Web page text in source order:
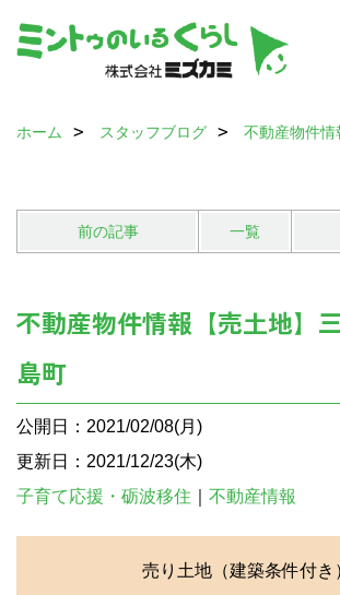
ホーム スタッフブログ 不動産物件
前の記事 一覧
不動産物件情報【売土地】
島町
公開日：2021/02/08(月)
更新日：2021/12/23(木)
子育て応援・砺波移住
不動産情報
売り土地（建築条件付き